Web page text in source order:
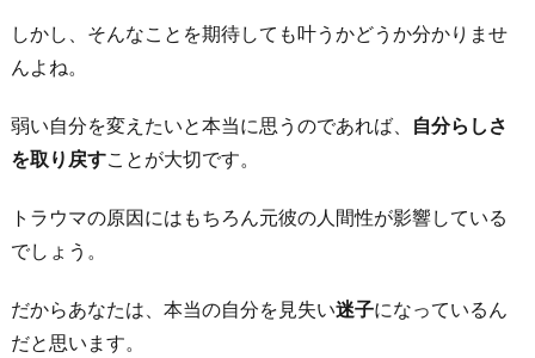
しかし、そんなことを期待しても叶うかどうか分かりませ
んよね。
弱い自分を変えたいと本当に思うのであれば、 自分らしさ
を取り戻すことが大切です。
トラウマの原因にはもちろん元彼の人間性が影響している
でしょう。
だからあなたは、本当の自分を見失い迷子になっているん
だと思います。